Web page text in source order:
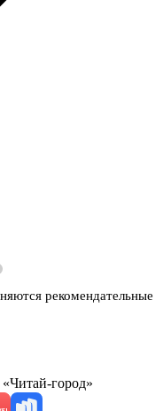
рекомендательные
город»